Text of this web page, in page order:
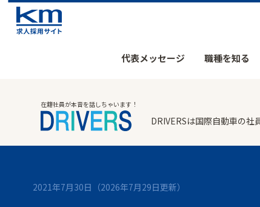
代表メッセージ 職種を知る
在籍社員が本音を話しちゃいます！
DRIVERSは国際自動車の
2021年7月30日 （2026年7月29日更新）